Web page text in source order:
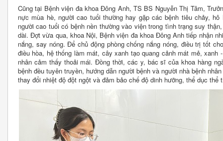
Cũng tại Bệnh viện đa khoa Đông Anh, TS BS Nguyễn Thị Tâm,
nực mùa hè, người cao tuổi thường hay gặp các bệnh tiêu chảy,
người cao tuổi có bệnh nền thường vào viện trong tình trạng suy
dài. Đợt vừa qua, khoa Nội, Bệnh viện đa khoa Đông Anh tiếp nhận
nắng, say nóng. Để chủ động phòng chống nắng nóng, điều trị tốt
điều hòa, hệ thống làm mát, cây xanh tạo quang cảnh mát mẻ, xanh
nhân cảm thấy thoải mái. Đồng thời, các y, bác sĩ của khoa hàng
bệnh đều tuyên truyền, hướng dẫn người bệnh và người nhà bệnh
thay đổi nhiệt độ đột ngột và đảm bảo chế độ dinh hưỡng, thể dục thể